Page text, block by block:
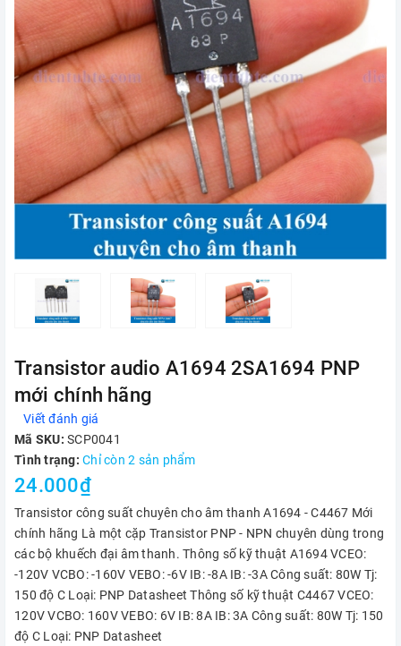
Transistor audio A1694 2SA1694 PNP
mới chính hãng
Viết đánh giá
Mã SKU: SCP0041
Tình trạng: Chỉ còn 2 sản phẩm
24.000₫
Transistor công suất chuyên cho âm thanh A1694 - C4467 Mới
chính hãng Là một cặp Transistor PNP - NPN chuyên dùng trong
các bộ khuếch đại âm thanh. Thông số kỹ thuật A1694 VCEO:
-120V VCBO: -160V VEBO: -6V IB: -8A IB: -3A Công suất: 80W Tj:
150 độ C Loại: PNP Datasheet Thông số kỹ thuật C4467 VCEO:
120V VCBO: 160V VEBO: 6V IB: 8A IB: 3A Công suất: 80W Tj: 150
độ C Loại: PNP Datasheet